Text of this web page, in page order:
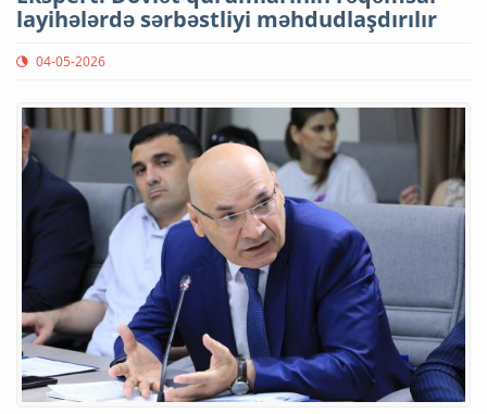
layihələrdə sərbəstliyi məhdudlaşdırılır
04-05-2026